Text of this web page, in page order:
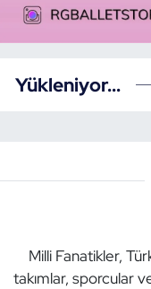
Yükleniyor...
Milli Fanatikler,
takımlar, sporcular